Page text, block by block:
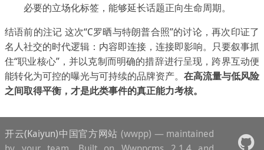
必要的立场化标签，能够延长话题正向生命周期。
结语前的注记 这次“C罗晒与特朗普合照”的讨论，再次印证了
名人社交的时代逻辑：内容即连接，连接即影响。只要叙事抓
住“职业核心”，并以克制而明确的措辞进行呈现，跨界互动便
能转化为可控的曝光与可持续的品牌资产。 在高流量与低风险
之间取得平衡，才是此类事件的真正能力考核。
开云(Kaiyun)中国官方网站 (wwpp) — maintained